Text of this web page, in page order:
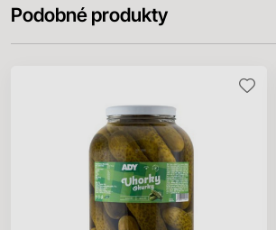
Podobné produkty